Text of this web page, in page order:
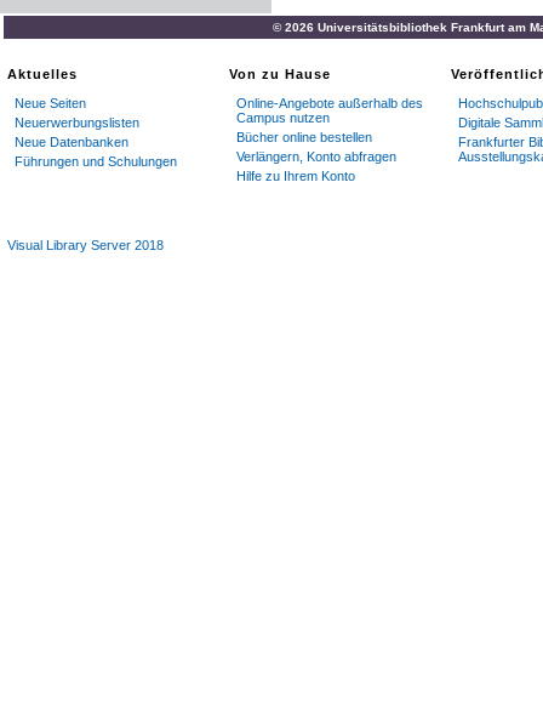
© 2026 Universitätsbibliothek Frankfurt am
Aktuelles
Neue Seiten
Neuerwerbungslisten
Neue Datenbanken
Führungen und Schulungen
Von zu Hause
Online-Angebote außerhalb des
Campus nutzen
Bücher online bestellen
Verlängern, Konto abfragen
Hilfe zu Ihrem Konto
Digitale
Frankfurter
Visual Library Server 2018